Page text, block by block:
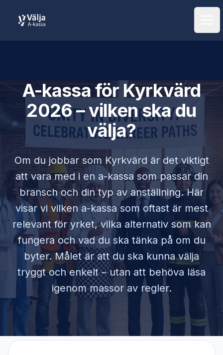
A-kassa för Kyrkvärd
2026 – vilken ska du
välja?
Om du jobbar som Kyrkvärdär det viktigt
att vara med i en a-kassa som passar din
bransch och din typ av anställning. Här
visar vi vilken a-kassa som oftast är mest
relevant för yrket, vilka alternativ som kan
fungera och vad du ska tänka på om du
byter. Målet är att du ska kunna välja
tryggt och enkelt – utan att behöva läsa
igenom massor av regler.